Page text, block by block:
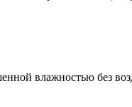
влажностью без